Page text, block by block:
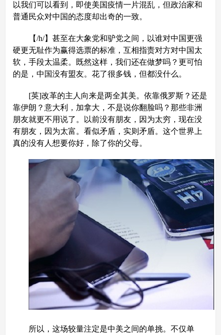
以我们可以看到，即使美国疫情一片混乱，但政治家和
普通民众对中国的态度却出奇的一致。
【/h/】甚至在大象党和驴党之间，以谁对中国更强
硬更无耻作为赢得选票的标准，互相指责对方对中国太
软，手段太温柔。既然这样，我们还在做梦吗？更可怕
的是，中国没有盟友。花了很多钱，但都没什么。
[英]改革的主人向来是两全其美。依靠俄罗斯？还是
靠伊朗？意大利，加拿大，不是说你翻脸吗？那些非洲
朋友就更不用说了。以前没有朋友，因为太穷，现在没
有朋友，因为太富。看似矛盾，实则矛盾。这个世界上
真的没有人想要你好，除了你的父母。
所以，这场较量注定是中美之间的单挑。不仅单